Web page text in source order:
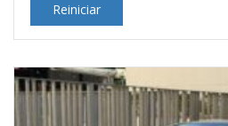
Reiniciar